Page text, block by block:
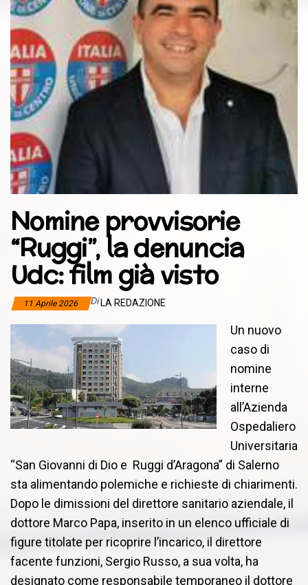
Nomine provvisorie
“Ruggi”, la denuncia
Udc: film già visto
11 Aprile 2026 Di LA REDAZIONE
Un nuovo
caso di
nomine
interne
all’Azienda
Ospedaliero
Universitaria
“San Giovanni di Dio e Ruggi d’Aragona” di Salerno
sta alimentando polemiche e richieste di chiarimenti.
Dopo le dimissioni del direttore sanitario aziendale, il
dottore Marco Papa, inserito in un elenco ufficiale di
figure titolate per ricoprire l’incarico, il direttore
facente funzioni, Sergio Russo, a sua volta, ha
designato come responsabile temporaneo il dottore